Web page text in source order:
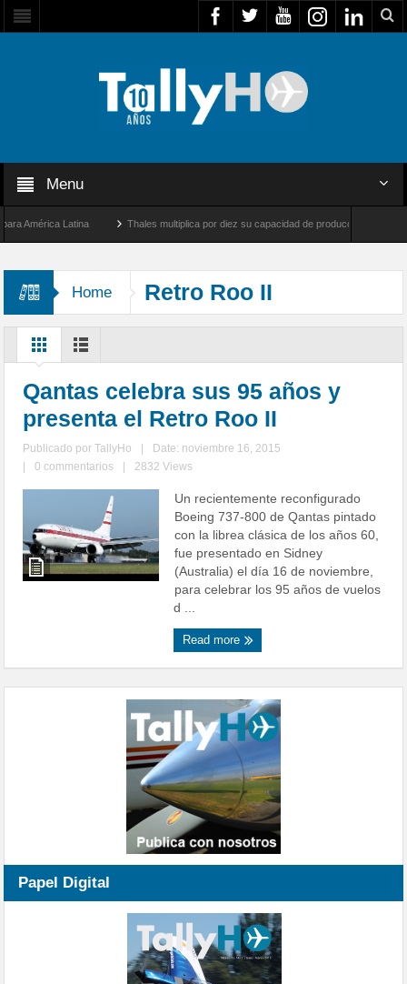
Menu
Latina Thales multiplica por diez su capacidad de producción de radares
Home Retro Roo II
Qantas celebra sus 95 años y
presenta el Retro Roo II
Publicado porTallyHo
Date: noviembre 16, 2015
0 commentarios 2832 Views
Un recientemente reconfigurado
Boeing 737-800 de Qantas pintado
con la librea clásica de los años 60,
fue presentado en Sidney
(Australia) el día 16 de noviembre,
para celebrar los 95 años de vuelos
d ...
Read more
Papel Digital